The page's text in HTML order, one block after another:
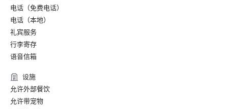
电话（免费电话）
电话（本地）
礼宾服务
行李寄存
语音信箱
设施
允许外部餐饮
允许带宠物